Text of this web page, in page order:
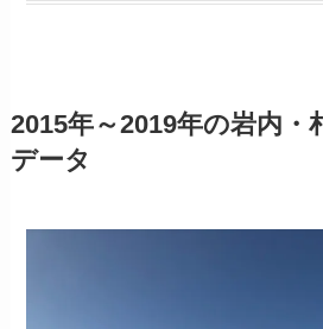
2015年～2019年の岩内・
データ